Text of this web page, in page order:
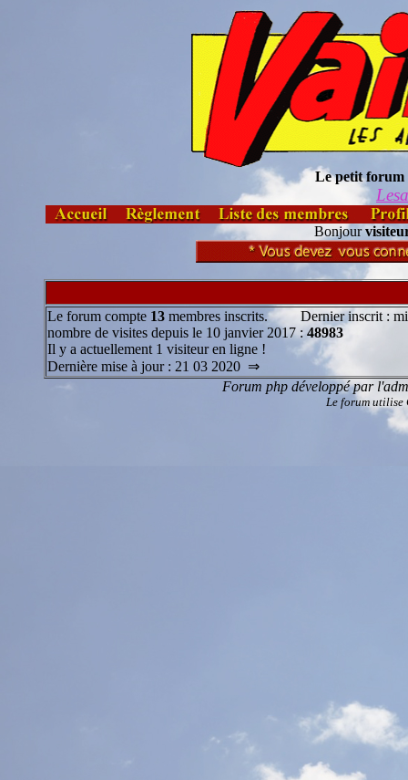
Le petit forum
Bonjour
Le forum compte 13membres inscrits. Dernier inscrit :
nombre de visites depuis le 10 janvier 2017 :48983
Il y a actuellement 1 visiteur en ligne !
Dernière mise à jour : 21 03 2020 ⇒
Forum php développé par
Le forum utilise